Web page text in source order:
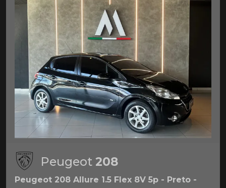
Peugeot 208
Peugeot 208 Allure 1.5 Flex 8V 5p - Preto -